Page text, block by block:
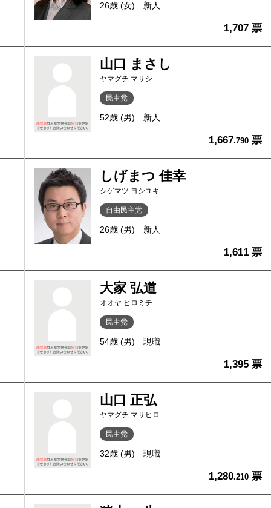
26歳 (女) 新人
1,707 票
山口 まさし
ヤマグチ マサシ
民主党
52歳 (男) 新人
1,667.790 票
しげまつ 佳幸
シゲマツ ヨシユキ
自由民主党
26歳 (男) 新人
1,611 票
大家 弘道
オオヤ ヒロミチ
民主党
54歳 (男) 現職
1,395 票
山口 正弘
ヤマグチ マサヒロ
民主党
32歳 (男) 現職
1,280.210 票